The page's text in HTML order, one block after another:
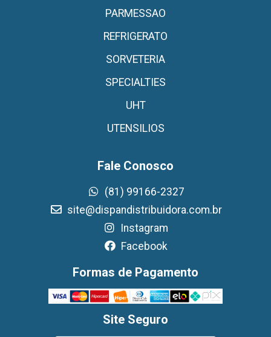
PARMESSAO
REFRIGERATO
SORVETERIA
SPECIALTIES
UHT
UTENSILIOS
Fale Conosco
(81) 99166-2327
site@dispandistribuidora.com.br
Instagram
Facebook
Formas de Pagamento
Site Seguro